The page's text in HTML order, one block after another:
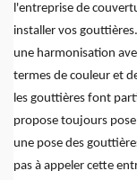
l'entreprise de
installer vos
une harmonisation
termes de couleur et
les gouttières font
propose toujours
une pose des
pas à appeler cette